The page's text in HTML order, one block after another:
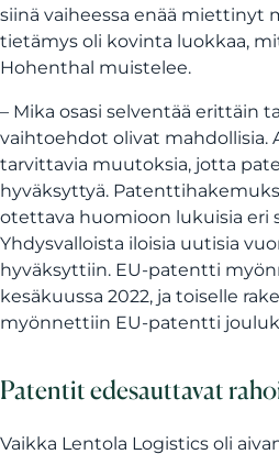
siinä vaiheessa enää miettinyt
tietämys oli kovinta luokkaa,
Hohenthal muistelee.
– Mika osasi selventää erittäin
vaihtoehdot olivat mahdollisia.
tarvittavia muutoksia, jotta
hyväksyttyä.
otettava huomioon lukuisia eri
Yhdysvalloista iloisia uutisia
hyväksyttiin. EU-patentti
kesäkuussa 2022, ja toiselle
myönnettiin EU-patentti
Patentit edesauttavat
Vaikka Lentola Logistics oli